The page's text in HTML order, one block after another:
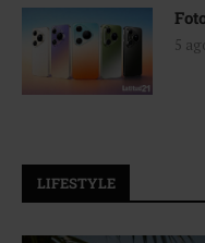
5
LIFESTYLE